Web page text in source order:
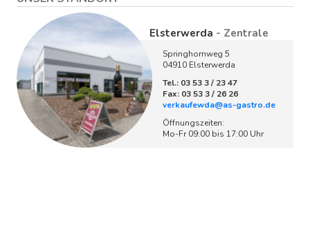
Elsterwerda - Zentrale
Springhornweg 5
04910 Elsterwerda
Tel.: 03 53 3 / 23 47
Fax: 03 53 3 / 26 26
verkaufewda@as-gastro.de
Öffnungszeiten:
Mo-Fr 09:00 bis 17:00 Uhr